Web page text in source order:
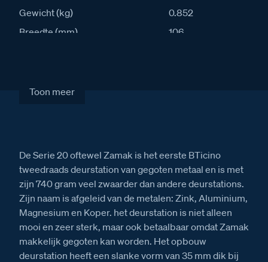
Gewicht (kg)
0.852
Breedte (mm)
106
IK waarde
Artikelcode
342971
Toon meer
De Serie 20 oftewel Zamak is het eerste BTicino
tweedraads deurstation van gegoten metaal en is met
zijn 740 gram veel zwaarder dan andere deurstations.
Zijn naam is afgeleid van de metalen: Zink, Aluminium,
Magnesium en Koper. het deurstation is niet alleen
mooi en zeer sterk, maar ook betaalbaar omdat Zamak
makkelijk gegoten kan worden. Het opbouw
deurstation heeft een slanke vorm van 35 mm dik bij